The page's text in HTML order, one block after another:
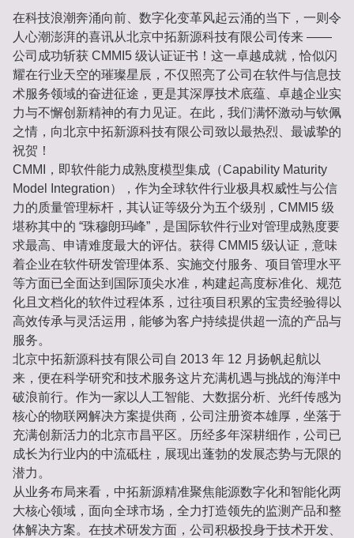
在科技浪潮奔涌向前、数字化变革风起云涌的当下，一则令
人心潮澎湃的喜讯从北京中拓新源科技有限公司传来 ——
公司成功斩获 CMMI5 级认证证书！这一卓越成就，恰似闪
耀在行业天空的璀璨星辰，不仅照亮了公司在软件与信息技
术服务领域的奋进征途，更是其深厚技术底蕴、卓越企业实
力与不懈创新精神的有力见证。在此，我们满怀激动与钦佩
之情，向北京中拓新源科技有限公司致以最热烈、最诚挚的
祝贺！
CMMI，即软件能力成熟度模型集成（Capability Maturity
Model Integration），作为全球软件行业极具权威性与公信
力的质量管理标杆，其认证等级分为五个级别，CMMI5 级
堪称其中的 “珠穆朗玛峰”，是国际软件行业对管理成熟度要
求最高、申请难度最大的评估。获得 CMMI5 级认证，意味
着企业在软件研发管理体系、实施交付服务、项目管理水平
等方面已全面达到国际顶尖水准，构建起高度标准化、规范
化且文档化的软件过程体系，过往项目积累的宝贵经验得以
高效传承与灵活运用，能够为客户持续提供超一流的产品与
服务。
北京中拓新源科技有限公司自 2013 年 12 月扬帆起航以
来，便在科学研究和技术服务这片充满机遇与挑战的海洋中
破浪前行。作为一家以人工智能、大数据分析、光纤传感为
核心的物联网解决方案提供商，公司注册资本雄厚，坐落于
充满创新活力的北京市昌平区。历经多年深耕细作，公司已
成长为行业内的中流砥柱，展现出蓬勃的发展态势与无限的
潜力。
从业务布局来看，中拓新源精准聚焦能源数字化和智能化两
大核心领域，面向全球市场，全力打造领先的监测产品和整
体解决方案。在技术研发方面，公司积极投身于技术开发、